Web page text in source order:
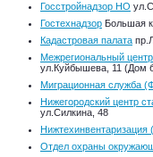
Госстройнадзор НО
Гостехнадзор Большая
Кадастровая палата
Межрегиональный
ул.Куйбышева, 11 (Дом
Миграционная служба
Нижегородский центр
ул.Силкина, 48
Отдел охраны